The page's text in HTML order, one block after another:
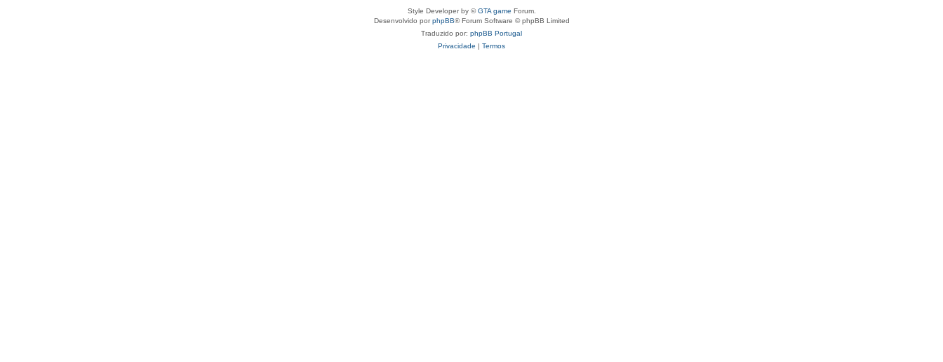
Style Developer by ©GTA game Forum.
Desenvolvido porphpBB® Forum Software © phpBB Limited
Traduzido por: phpBB Portugal
Privacidade | Termos